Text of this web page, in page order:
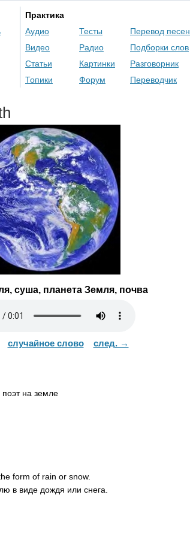
Практика
Аудио
Видео
Статьи
Топики
Тесты
Радио
Картинки
Форум
Перевод песен
Подборки слов
Разговорник
Переводчик
суша, планета Земля, почва
случайное слово след. →
на земле
form of rain or snow.
в виде дождя или снега.